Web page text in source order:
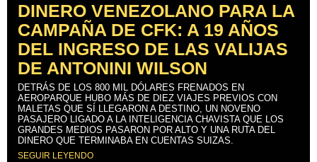
DINERO VENEZOLANO PARA LA
CAMPAÑA DE CFK: A 19 AÑOS
DEL INGRESO DE LAS VALIJAS
DE ANTONINI WILSON
DETRÁS DE LOS 800 MIL DÓLARES FRENADOS EN
AEROPARQUE HUBO MÁS DE DIEZ VIAJES PREVIOS CON
MALETAS QUE SÍ LLEGARON A DESTINO, UN NOVENO
PASAJERO LIGADO A LA INTELIGENCIA CHAVISTA QUE LOS
GRANDES MEDIOS PASARON POR ALTO Y UNA RUTA DEL
DINERO QUE TERMINABA EN CUENTAS SUIZAS.
SEGUIR LEYENDO